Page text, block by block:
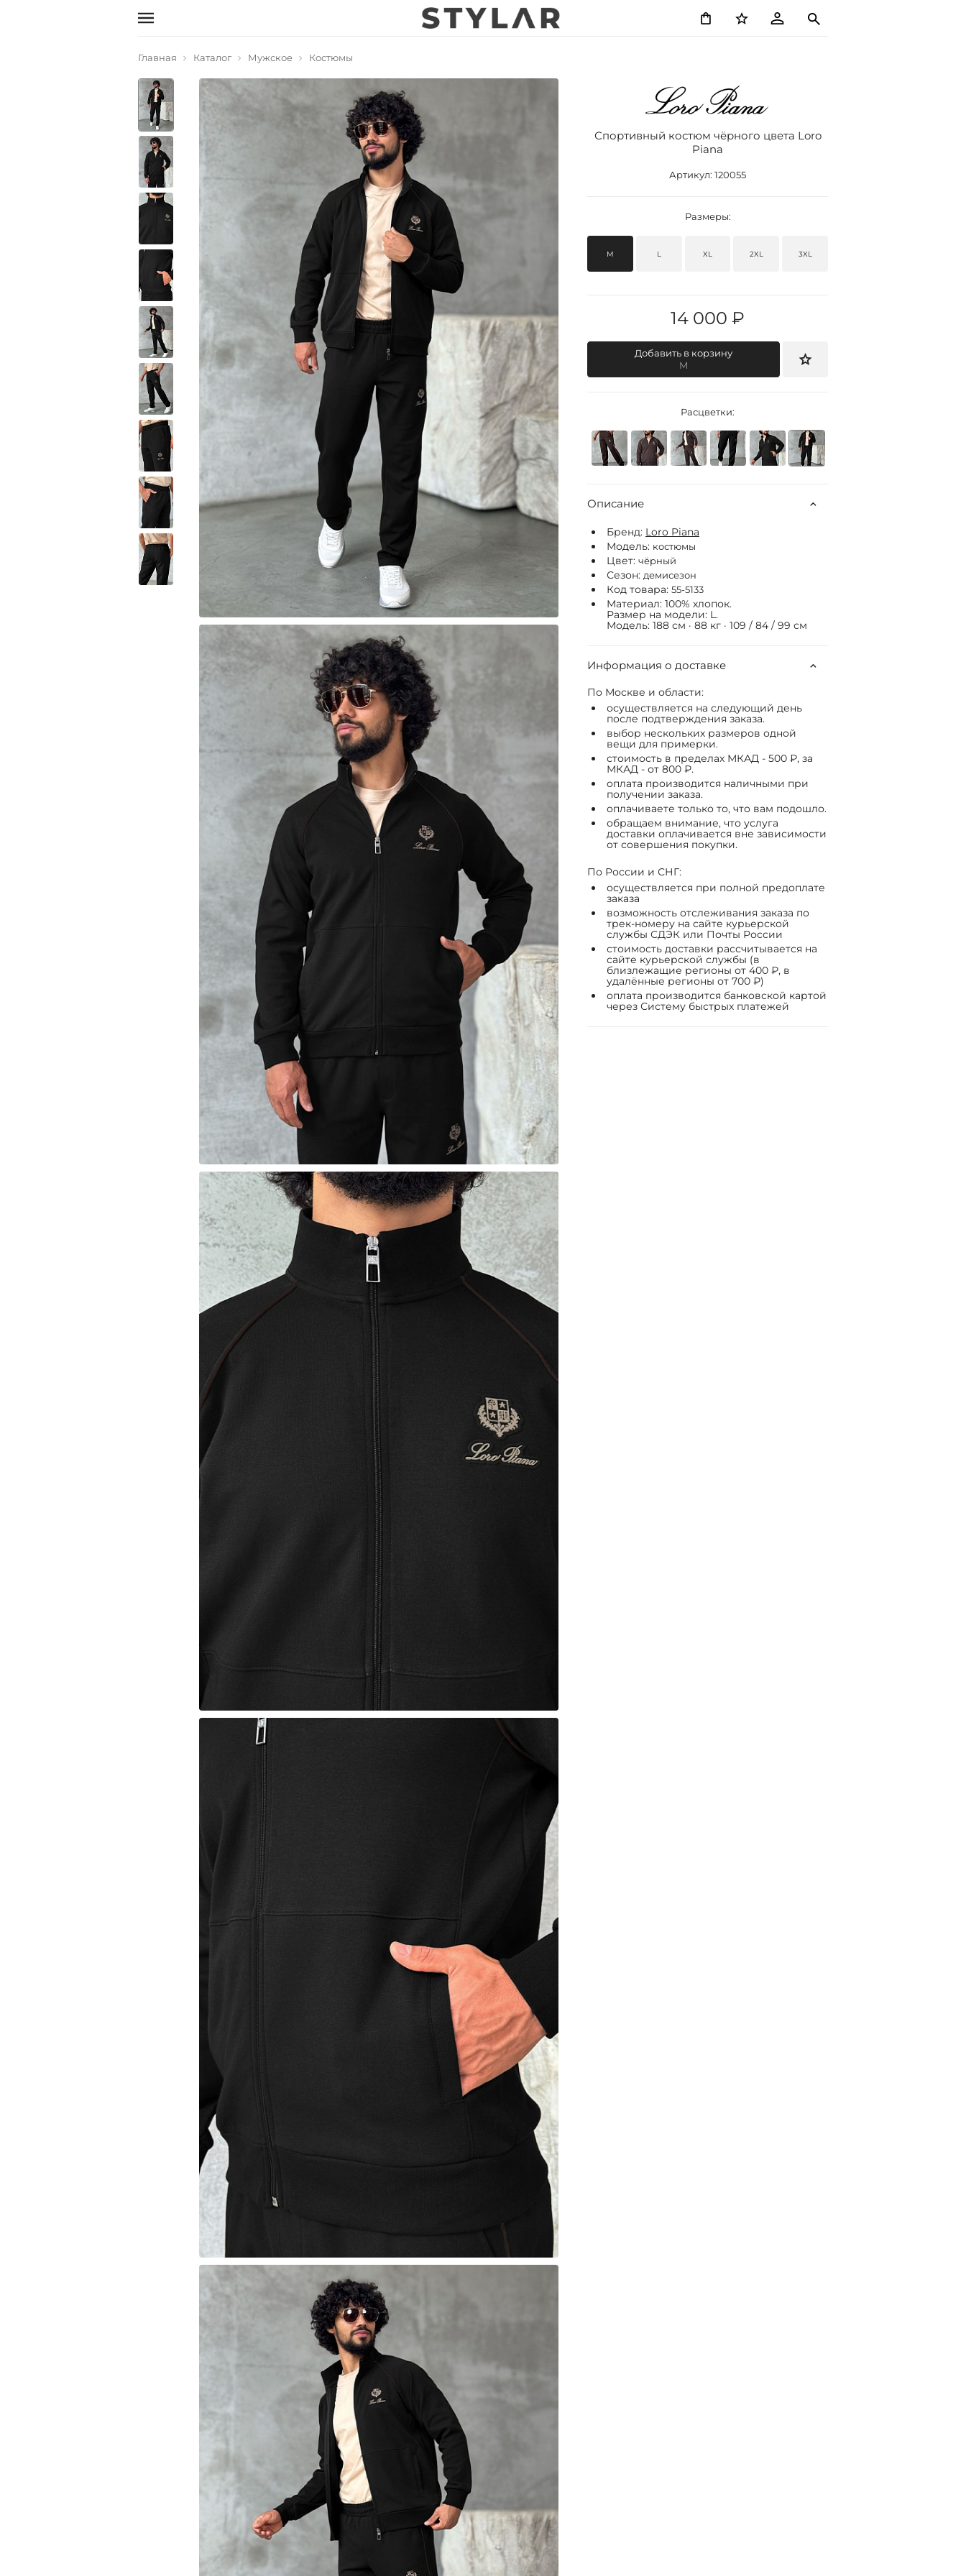
Главная Каталог Мужское Костюмы
Спортивный костюм чёрного цвета Loro
Piana
Артикул: 120055
Размеры:
M L XL 2XL 3XL
14 000 ₽
Добавить в корзину
M
Расцветки:
Описание
Бренд: Loro Piana
Модель: костюмы
Цвет: чёрный
Сезон: демисезон
Код товара: 55-5133
Материал: 100% хлопок.
Размер на модели: L.
Модель: 188 см · 88 кг · 109 / 84 / 99 см
Информация о доставке
По Москве и области:
осуществляется на следующий день
после подтверждения заказа.
выбор нескольких размеров одной
вещи для примерки.
стоимость в пределах МКАД - 500 ₽, за
МКАД - от 800 ₽.
оплата производится наличными при
получении заказа.
оплачиваете только то, что вам подошло.
обращаем внимание, что услуга
доставки оплачивается вне зависимости
от совершения покупки.
По России и СНГ:
осуществляется при полной предоплате
заказа
возможность отслеживания заказа по
трек-номеру на сайте курьерской
службы СДЭК или Почты России
стоимость доставки рассчитывается на
сайте курьерской службы (в
близлежащие регионы от 400 ₽, в
удалённые регионы от 700 ₽)
оплата производится банковской картой
через Систему быстрых платежей